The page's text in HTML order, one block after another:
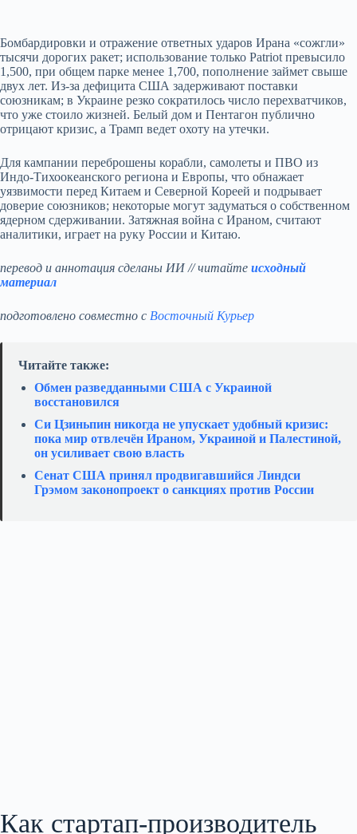
Бомбардировки и отражение ответных ударов Ирана «сожгли»
тысячи дорогих ракет; использование только Patriot превысило
1,500, при общем парке менее 1,700, пополнение займет свыше
двух лет. Из‑за дефицита США задерживают поставки
союзникам; в Украине резко сократилось число перехватчиков,
что уже стоило жизней. Белый дом и Пентагон публично
отрицают кризис, а Трамп ведет охоту на утечки.
Для кампании переброшены корабли, самолеты и ПВО из
Индо‑Тихоокеанского региона и Европы, что обнажает
уязвимости перед Китаем и Северной Кореей и подрывает
доверие союзников; некоторые могут задуматься о собственном
ядерном сдерживании. Затяжная война с Ираном, считают
аналитики, играет на руку России и Китаю.
перевод и аннотация сделаны ИИ // читайте исходный
материал
подготовлено совместно с Восточный Курьер
Читайте также:
Обмен разведданными США с Украиной
восстановился
Си Цзиньпин никогда не упускает удобный кризис:
пока мир отвлечён Ираном, Украиной и Палестиной,
он усиливает свою власть
Сенат США принял продвигавшийся Линдси
Грэмом законопроект о санкциях против России
Как стартап‑производитель